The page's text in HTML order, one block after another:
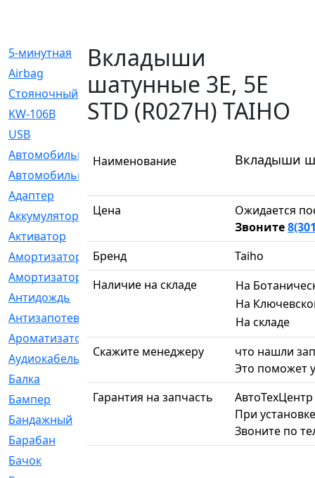
5-минутная
[1]
Airbag
[18]
Cтояночный
[1]
KW-106B
[0]
USB
Автомобильное
[6]
Автомобильный
Адаптер
[3]
Аккумулятор
Активатор
Амортизатор
[608]
Амортизаторы
Антидождь
Антизапотеватель
Ароматизатор
[35]
Аудиокабель
[2]
Балка
[58]
Бампер
[137]
Бандажный
Барабан
Бачок
Вкладыши
шатунные 3E, 5E
STD (R027H) TAIHO
Наименование Вкладыши
Цена
Ожидается
Звоните
Бренд
Taiho
Наличие на складе
На
На
На складе
Скажите менеджеру
что нашли
Это поможет
Гарантия на запчасть
При
Звоните по